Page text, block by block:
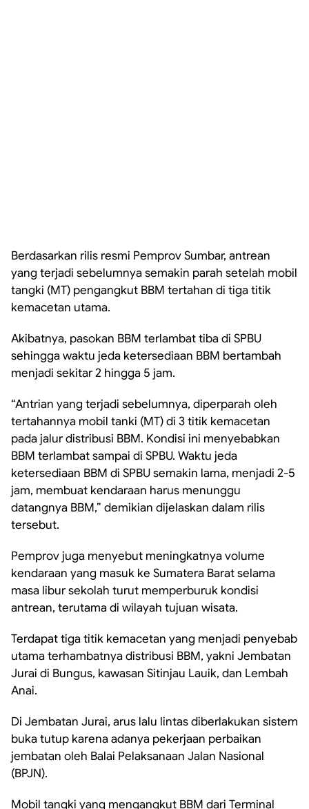
Berdasarkan rilis resmi Pemprov Sumbar, antrean
yang terjadi sebelumnya semakin parah setelah mobil
tangki (MT) pengangkut BBM tertahan di tiga titik
kemacetan utama.
Akibatnya, pasokan BBM terlambat tiba di SPBU
sehingga waktu jeda ketersediaan BBM bertambah
menjadi sekitar 2 hingga 5 jam.
“Antrian yang terjadi sebelumnya, diperparah oleh
tertahannya mobil tanki (MT) di 3 titik kemacetan
pada jalur distribusi BBM. Kondisi ini menyebabkan
BBM terlambat sampai di SPBU. Waktu jeda
ketersediaan BBM di SPBU semakin lama, menjadi 2-5
jam, membuat kendaraan harus menunggu
datangnya BBM,” demikian dijelaskan dalam rilis
tersebut.
Pemprov juga menyebut meningkatnya volume
kendaraan yang masuk ke Sumatera Barat selama
masa libur sekolah turut memperburuk kondisi
antrean, terutama di wilayah tujuan wisata.
Terdapat tiga titik kemacetan yang menjadi penyebab
utama terhambatnya distribusi BBM, yakni Jembatan
Jurai di Bungus, kawasan Sitinjau Lauik, dan Lembah
Anai.
Di Jembatan Jurai, arus lalu lintas diberlakukan sistem
buka tutup karena adanya pekerjaan perbaikan
jembatan oleh Balai Pelaksanaan Jalan Nasional
(BPJN).
Mobil tangki yang mengangkut BBM dari Terminal